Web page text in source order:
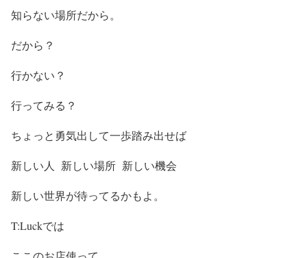
知らない場所だから。
だから？
行かない？
行ってみる？
ちょっと勇気出して一歩踏み出せば
新しい人 新しい場所 新しい機会
新しい世界が待ってるかもよ。
T:Luckでは